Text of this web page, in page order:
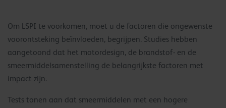
Om LSPI te voorkomen, moet u de factoren die ongewenste
voorontsteking beïnvloeden, begrijpen. Studies hebben
aangetoond dat het motordesign, de brandstof- en de
smeermiddelsamenstelling de belangrijkste factoren met
impact zijn.
Tests tonen aan dat smeermiddelen met een hogere